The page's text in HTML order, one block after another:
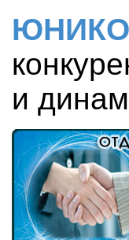
ЮНИКО
и